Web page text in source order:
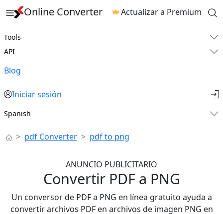
Online Converter Actualizar a Premium
Tools
API
Blog
Iniciar sesión
Spanish
pdf Converter pdf to png
ANUNCIO PUBLICITARIO
Convertir PDF a PNG
Un conversor de PDF a PNG en línea gratuito ayuda a
convertir archivos PDF en archivos de imagen PNG en